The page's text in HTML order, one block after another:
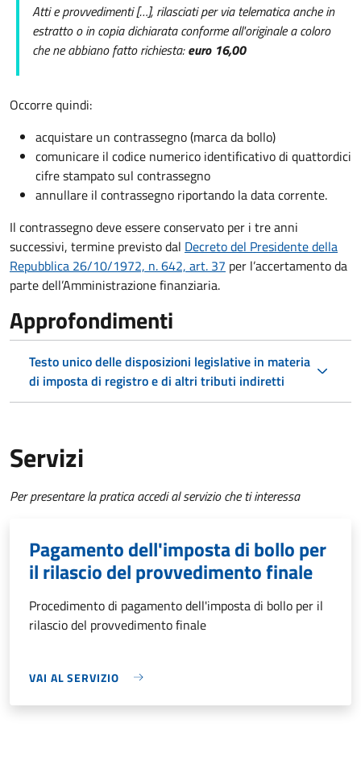
Atti e provvedimenti […], rilasciati per via telematica anche in
estratto o in copia dichiarata conforme all'originale a coloro
che ne abbiano fatto richiesta:euro 16,00
Occorre quindi:
acquistare un contrassegno (marca da bollo)
comunicare il codice numerico identificativo di quattordici
cifre stampato sul contrassegno
annullare il contrassegno riportando la data corrente.
Il contrassegno deve essere conservato per i tre anni
successivi, termine previsto dal Decreto del Presidente della
Repubblica 26/10/1972, n. 642, art. 37 per l’accertamento da
parte dell’Amministrazione finanziaria.
Approfondimenti
Testo unico delle disposizioni legislative in materia
di imposta di registro e di altri tributi indiretti
Servizi
Per presentare la pratica accedi al servizio che ti interessa
Pagamento dell'imposta di bollo per
il rilascio del provvedimento finale
Procedimento di pagamento dell'imposta di bollo per il
rilascio del provvedimento finale
VAI AL SERVIZIO